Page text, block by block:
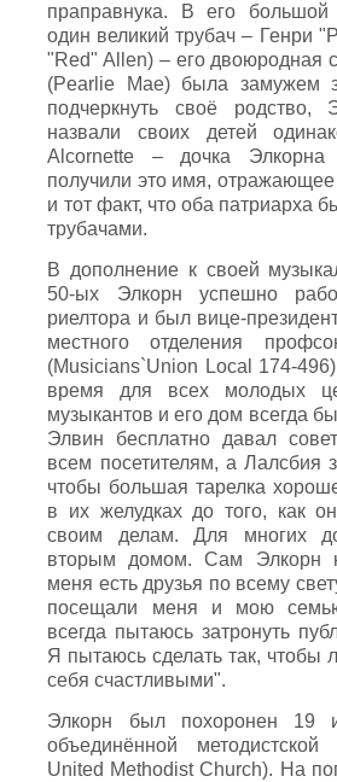
праправнука. В его
один великий трубач – Генри
"Red" Allen) – его двоюродная
(Pearlie Mae) была замужем
подчеркнуть своё
назвали своих детей
Alcornette – дочка
получили это имя, отражающее
и тот факт, что оба патриарха
трубачами.
В дополнение к своей
50-ых Элкорн успешно
риелтора и был вице-
местного отделения
(Musicians`Union Local 174-
время для всех молодых
музыкантов и его дом всегда
Элвин бесплатно давал
всем посетителям, а Лалсбия
чтобы большая тарелка
в их желудках до того, как
своим делам. Для многих
вторым домом. Сам Элкорн
меня есть друзья по всему
посещали меня и мою
всегда пытаюсь затронуть
Я пытаюсь сделать так, чтобы
себя счастливыми".
Элкорн был похоронен 19
объединённой
United Methodist Church). На